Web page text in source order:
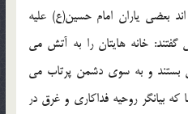
بعضي ياران امام حسين(ع) عليه
خانه هايتان را به آتش مي
بستند و به سوي دشمن پرتاب مي
بيانگر روحيه فداکاري و غرق در